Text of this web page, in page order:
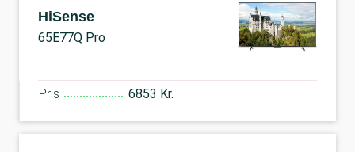
HiSense
65E77Q Pro
Pris 6853 Kr.